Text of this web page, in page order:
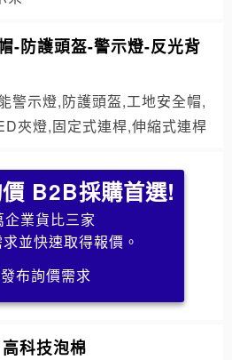
-防護頭盔-警示燈-反光背
警示燈,防護頭盔,工地安全帽,
夾燈,固定式連桿,伸縮式連桿
B2B採購首選!
企業貨比三家
並快速取得報價。
發布詢價需求
科技泡棉